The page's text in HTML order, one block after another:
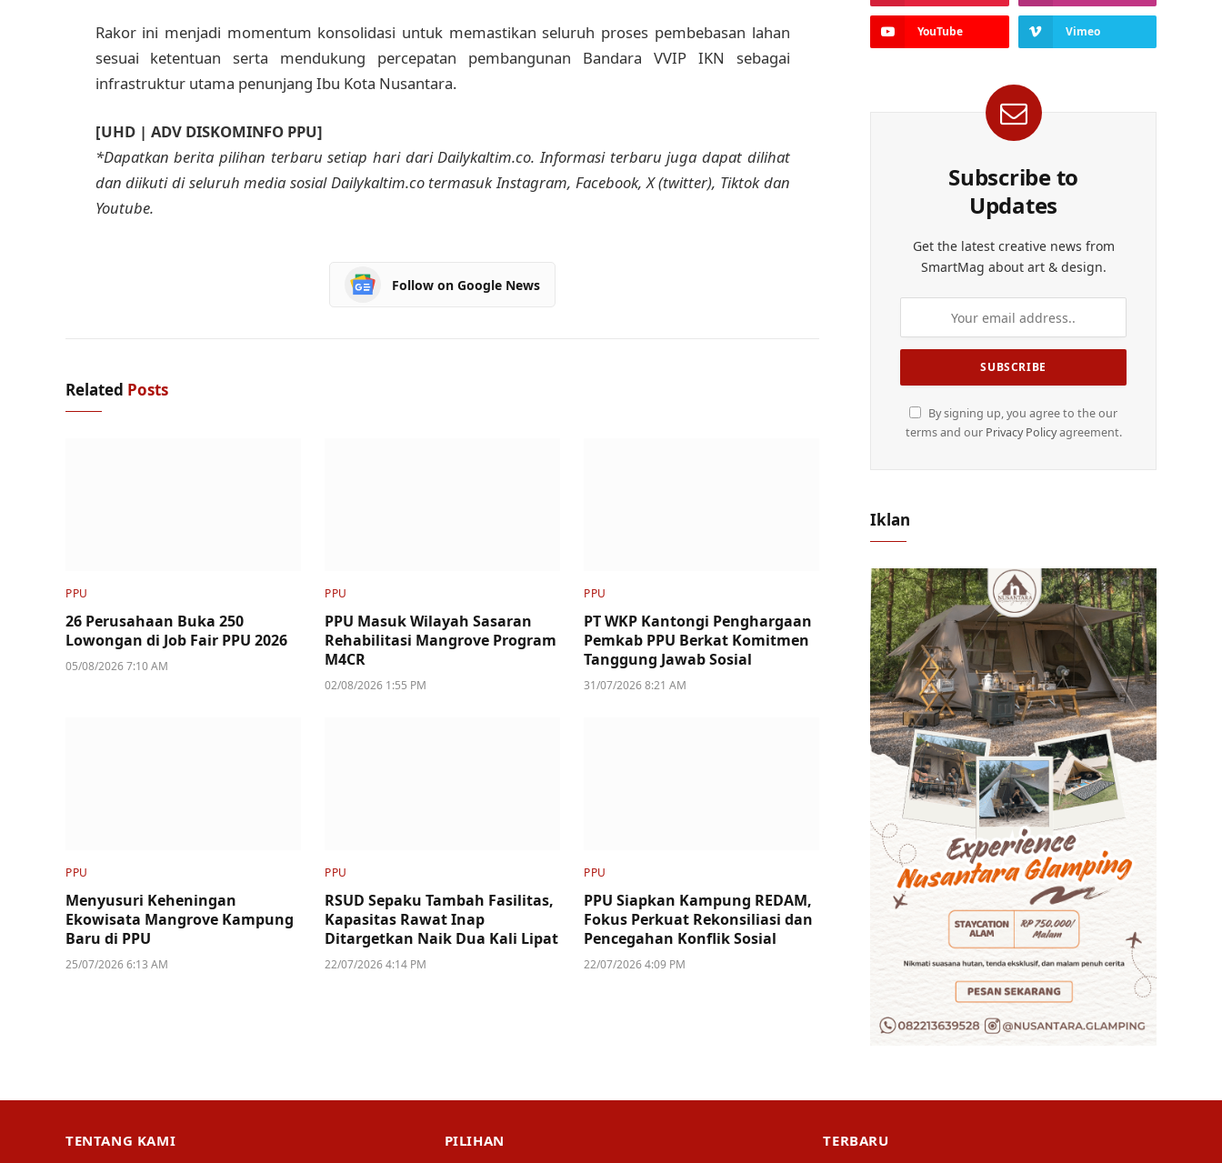
Rakor ini menjadi momentum konsolidasi untuk memastikan seluruh proses pembebasan lahan
sesuai ketentuan serta mendukung percepatan pembangunan Bandara VVIP IKN sebagai
infrastruktur utama penunjang Ibu Kota Nusantara.
[UHD | ADV DISKOMINFO PPU]
*Dapatkan berita pilihan terbaru setiap hari dari Dailykaltim.co. Informasi terbaru juga dapat dilihat
dan diikuti di seluruh media sosial Dailykaltim.co termasuk Instagram, Facebook, X (twitter), Tiktok dan
Youtube.
Follow on Google News
Related Posts
PPU
26 Perusahaan Buka 250
Lowongan di Job Fair PPU 2026
05/08/2026 7:10 AM
PPU
PPU Masuk Wilayah Sasaran
Rehabilitasi Mangrove Program
M4CR
02/08/2026 1:55 PM
PPU
PT WKP Kantongi Penghargaan
Pemkab PPU Berkat Komitmen
Tanggung Jawab Sosial
31/07/2026 8:21 AM
PPU
Menyusuri Keheningan
Ekowisata Mangrove Kampung
Baru di PPU
25/07/2026 6:13 AM
PPU
RSUD Sepaku Tambah Fasilitas,
Kapasitas Rawat Inap
Ditargetkan Naik Dua Kali Lipat
22/07/2026 4:14 PM
PPU
PPU Siapkan Kampung REDAM,
Fokus Perkuat Rekonsiliasi dan
Pencegahan Konflik Sosial
22/07/2026 4:09 PM
YouTube Vimeo
Subscribe to
Updates
Get the latest creative news from
SmartMag about art & design.
By signing up, you agree to the our
terms and our Privacy Policyagreement.
Iklan
TENTANG KAMI PILIHAN TERBARU